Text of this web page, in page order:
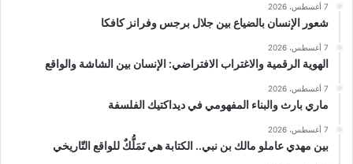
7 أغسطس، 2026
شعور الإنسان بالضياع بين جلال برجس وفرانز كافكا
7 أغسطس، 2026
الهوية الرقمية والاغتراب الافتراضي: الإنسان بين الشاشة والواقع
7 أغسطس، 2026
ماري بارث والبناء المفهومي في ديداكتيك الفلسفة
7 أغسطس، 2026
بين مهدي عاملو مالك بن نبي.. الكتابة هي تَمَلُّكٌ للواقع التّاريخي